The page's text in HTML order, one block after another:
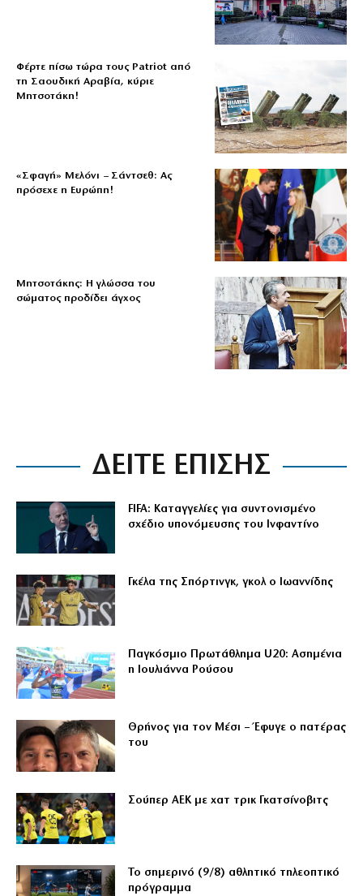
Φέρτε πίσω τώρα τους Patriot από
τη Σαουδική Αραβία, κύριε
Μητσοτάκη!
«Σφαγή» Μελόνι – Σάντσεθ: Ας
πρόσεχε η Ευρώπη!
Μητσοτάκης: Η γλώσσα του
σώματος προδίδει άγχος
ΔΕΙΤΕ ΕΠΙΣΗΣ
FIFA: Καταγγελίες για συντονισμένο
σχέδιο υπονόμευσης του Ινφαντίνο
Γκέλα της Σπόρτινγκ, γκολ ο Ιωαννίδης
Παγκόσμιο Πρωτάθλημα U20: Ασημένια
η Ιουλιάννα Ρούσου
Θρήνος για τον Μέσι – Έφυγε ο πατέρας
του
Σούπερ ΑΕΚ με χατ τρικ Γκατσίνοβιτς
Το σημερινό (9/8) αθλητικό τηλεοπτικό
πρόγραμμα